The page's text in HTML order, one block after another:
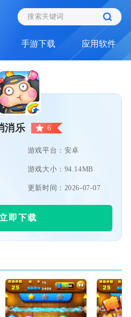
手游下载 应用软件
消乐 6
游戏平台：安卓
游戏大小：94.14MB
更新时间：2026-07-07
立即下载